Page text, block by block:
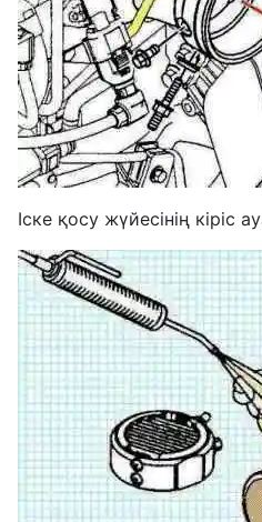
Іске қосу жүйесінің